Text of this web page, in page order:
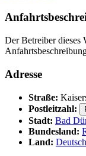
Der Betreiber dieses
Adresse
Straße:
Postleitzahl:
Stadt: Bad
Bundesland:
Land: